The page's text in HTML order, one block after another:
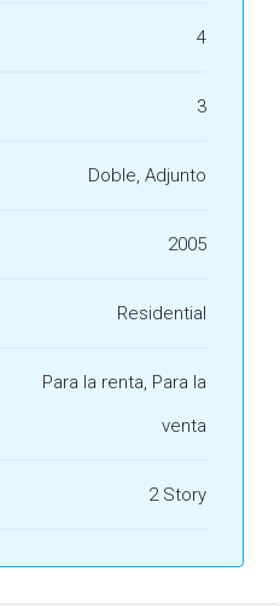
4
3
Doble, Adjunto
2005
Residential
Para la renta, Para la
venta
2 Story